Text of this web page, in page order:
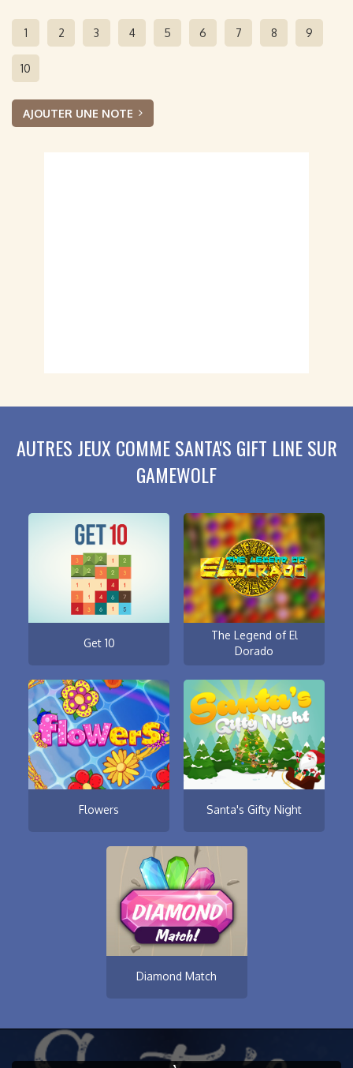
1 2 3 4 5 6 7 8 9
10
AJOUTER UNE NOTE
AUTRES JEUX COMME SANTA'S GIFT LINE SUR
GAMEWOLF
Get 10
The Legend of El
Dorado
Flowers Santa's Gifty Night
Diamond Match